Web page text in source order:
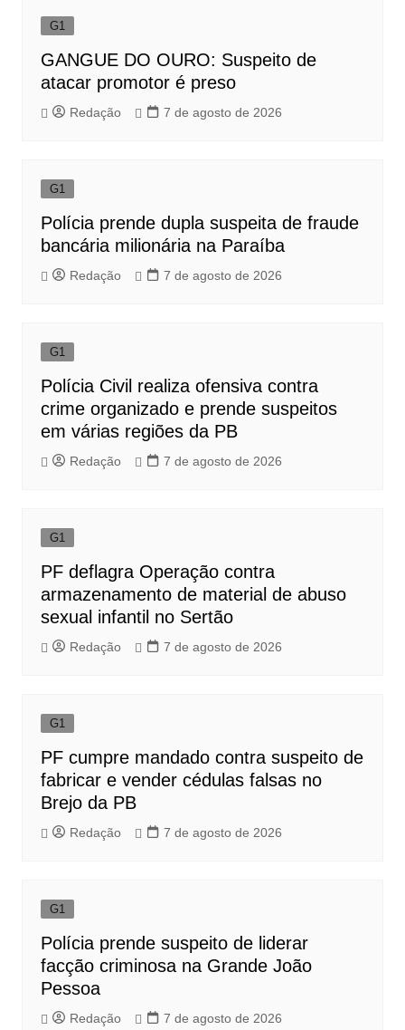
G1
GANGUE DO OURO: Suspeito de
atacar promotor é preso
Redação 7 de agosto de 2026
G1
Polícia prende dupla suspeita de fraude
bancária milionária na Paraíba
Redação 7 de agosto de 2026
G1
Polícia Civil realiza ofensiva contra
crime organizado e prende suspeitos
em várias regiões da PB
Redação 7 de agosto de 2026
G1
PF deflagra Operação contra
armazenamento de material de abuso
sexual infantil no Sertão
Redação 7 de agosto de 2026
G1
PF cumpre mandado contra suspeito de
fabricar e vender cédulas falsas no
Brejo da PB
Redação 7 de agosto de 2026
G1
Polícia prende suspeito de liderar
facção criminosa na Grande João
Pessoa
Redação 7 de agosto de 2026